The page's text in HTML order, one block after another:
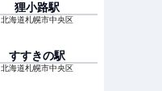
狸小路駅
北海道札幌市中央区
すすきの駅
北海道札幌市中央区